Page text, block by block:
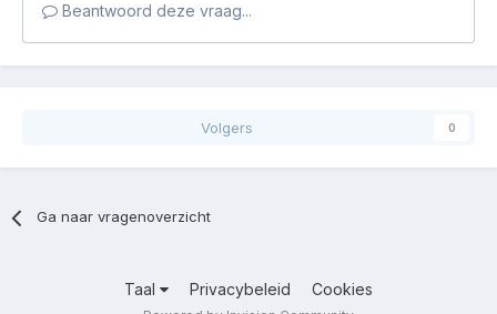
Beantwoord deze vraag...
Volgers 0
Ga naar vragenoverzicht
Taal Privacybeleid Cookies